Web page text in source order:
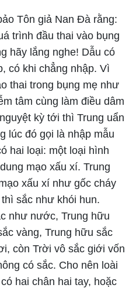
Tôn giả Nan Đà rằng:
trình đầu thai vào bụng
hãy lắng nghe! Dẫu có
có khi chẳng nhập. Vì
thai trong bụng mẹ như
tâm cùng làm điều dâm
kỳ tới thì Trung uẩn
lúc đó gọi là nhập mẫu
hai loại: một loại hình
mạo xấu xí. Trung
xấu xí như gốc cháy
sắc như khói hun.
như nước, Trung hữu
vàng, Trung hữu sắc
còn Trời vô sắc giới vốn
có sắc. Cho nên loài
hai chân hai tay, hoặc